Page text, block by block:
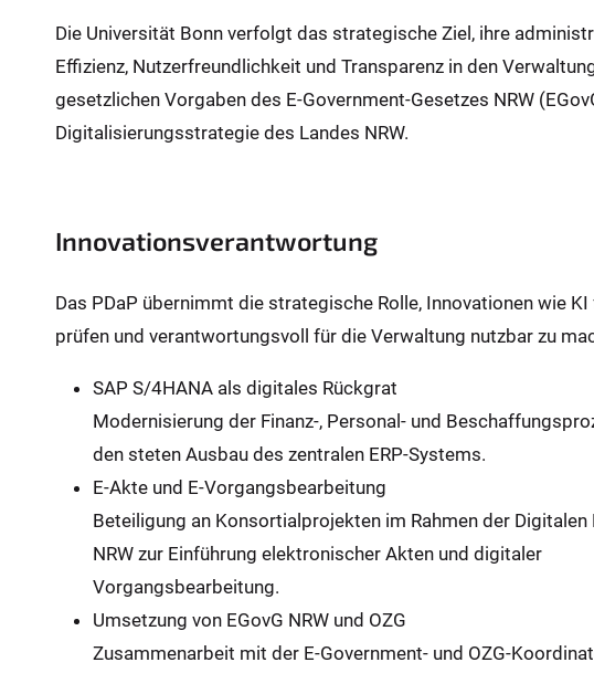
Die Universität Bonn verfolgt das strategische Ziel, ihre
Effizienz, Nutzerfreundlichkeit und Transparenz in den
gesetzlichen Vorgaben des E-Government-Gesetzes NRW
Digitalisierungsstrategie des Landes NRW.
Innovationsverantwortung
Das PDaP übernimmt die strategische Rolle, Innovationen wie
prüfen und verantwortungsvoll für die Verwaltung nutzbar zu
SAP S/4HANA als digitales Rückgrat
Modernisierung der Finanz-, Personal- und
den steten Ausbau des zentralen ERP-Systems.
E-Akte und E-Vorgangsbearbeitung
Beteiligung an Konsortialprojekten im Rahmen der Digitalen
NRW zur Einführung elektronischer Akten und digitaler
Vorgangsbearbeitung.
Umsetzung von EGovG NRW und OZG
Zusammenarbeit mit der E-Government- und OZG-